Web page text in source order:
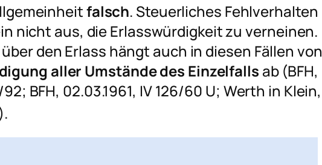
falsch. Steuerliches Fehlverhalten
nicht aus, die Erlasswürdigkeit zu verneinen.
den Erlass hängt auch in diesen Fällen von
aller Umstände des Einzelfalls ab (BFH,
92; BFH, 02.03.1961, IV 126/60 U; Werth in Klein,